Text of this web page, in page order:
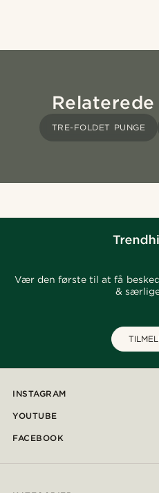
TRE-FOLDET PUNGE
Vær den første til at få
&
INSTAGRAM
YOUTUBE
FACEBOOK